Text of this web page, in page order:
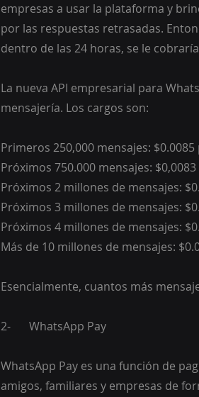
empresas a usar la plataforma y
por las respuestas retrasadas.
dentro de las 24 horas, se le
La nueva API empresarial para
mensajería. Los cargos son:
Primeros 250,000 mensajes:
Próximos 750.000 mensajes:
Próximos 2 millones de mensajes:
Próximos 3 millones de mensajes:
Próximos 4 millones de mensajes:
Más de 10 millones de mensajes:
Esencialmente, cuantos más
2-	WhatsApp Pay
WhatsApp Pay es una función de
amigos, familiares y empresas de